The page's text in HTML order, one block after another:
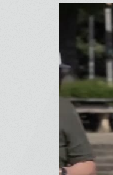
de
de